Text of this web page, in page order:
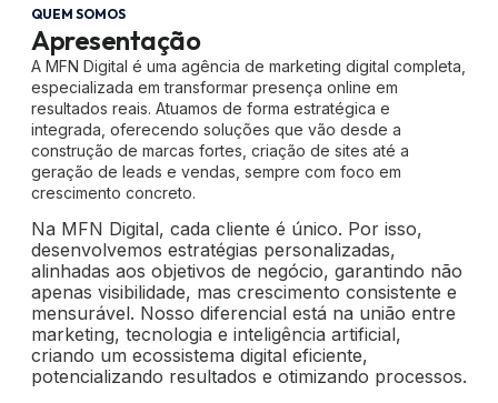
QUEM SOMOS
Apresentação
A MFN Digital é uma agência de marketing digital completa,
especializada em transformar presença online em
resultados reais. Atuamos de forma estratégica e
integrada, oferecendo soluções que vão desde a
construção de marcas fortes, criação de sites até a
geração de leads e vendas, sempre com foco em
crescimento concreto.
Na MFN Digital, cada cliente é único. Por isso,
desenvolvemos estratégias personalizadas,
alinhadas aos objetivos de negócio, garantindo não
apenas visibilidade, mas crescimento consistente e
mensurável. Nosso diferencial está na união entre
marketing, tecnologia e inteligência artificial,
criando um ecossistema digital eficiente,
potencializando resultados e otimizando processos.